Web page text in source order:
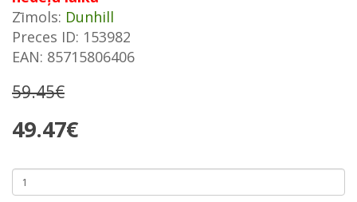
Zīmols: Dunhill
Preces ID: 153982
EAN: 85715806406
59.45€
49.47€